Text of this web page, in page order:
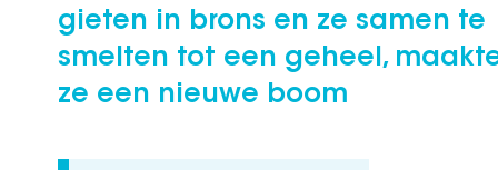
gieten in brons en ze samen te
smelten tot een geheel,
ze een nieuwe boom